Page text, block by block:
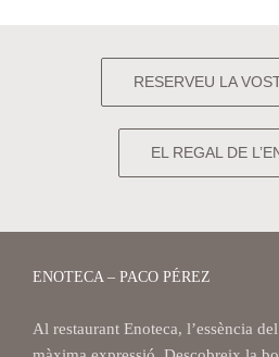
RESERVEU LA
EL REGAL DE
ENOTECA – PACO PÉREZ
Al restaurant Enoteca, l’essència